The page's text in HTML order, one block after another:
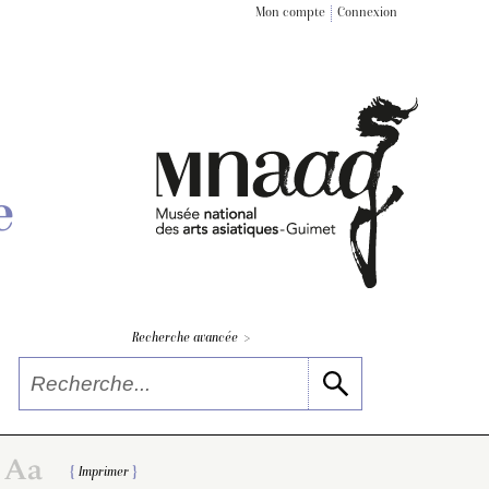
Mon compte Connexion
Recherche avancée >
Imprimer